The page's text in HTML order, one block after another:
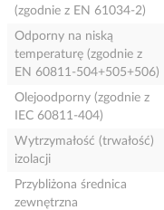
(zgodnie z EN 61034-2)
Odporny na niską
temperaturę (zgodnie z
EN 60811-504+505+506)
Olejoodporny (zgodnie z
IEC 60811-404)
Wytrzymałość (trwałość)
izolacji
Przybliżona średnica
zewnętrzna